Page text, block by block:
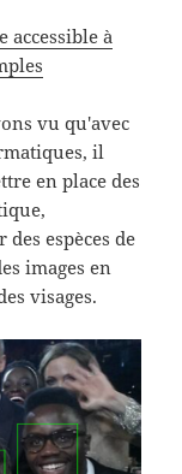
accessible à
vu qu'avec
il
en place des
espèces de
images en
visages.